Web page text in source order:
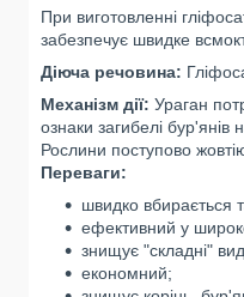
При виготовленні
забезпечує швидке
Діюча речовина:
Механізм дії: Ураган
ознаки загибелі
Рослини поступово
Переваги:
швидко вбирається
ефективний у
знищує "складні"
економний;